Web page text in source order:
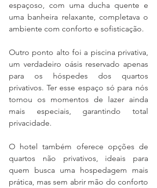
espaçoso, com uma ducha quente e
uma banheira relaxante, completava o
ambiente com conforto e sofisticação.
Outro ponto alto foi a piscina privativa,
um verdadeiro oásis reservado apenas
para os hóspedes dos quartos
privativos. Ter esse espaço só para nós
tornou os momentos de lazer ainda
mais especiais, garantindo total
privacidade.
O hotel também oferece opções de
quartos não privativos, ideais para
quem busca uma hospedagem mais
prática, mas sem abrir mão do conforto